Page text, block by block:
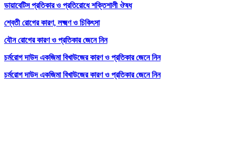
ডায়াবেটিস প্রতিকার ও প্রতিরোধে শক্তিশালী ঔষধ
শ্বেতী রোগের কারণ, লক্ষ্মণ ও চিকিৎসা
যৌন রোগের কারণ ও প্রতিকার জেনে নিন
চর্মরোগ দাউদ একজিমা বিখাউজের কারণ ও প্রতিকার জেনে নিন
চর্মরোগ দাউদ একজিমা বিখাউজের কারণ ও প্রতিকার জেনে নিন